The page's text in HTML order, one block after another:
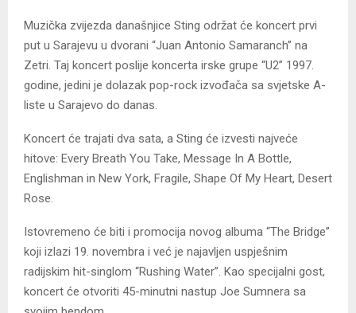
Muzička zvijezda današnjice Sting održat će koncert prvi
put u Sarajevu u dvorani “Juan Antonio Samaranch” na
Zetri. Taj koncert poslije koncerta irske grupe “U2” 1997.
godine, jedini je dolazak pop-rock izvođača sa svjetske A-
liste u Sarajevo do danas.
Koncert će trajati dva sata, a Sting će izvesti najveće
hitove: Every Breath You Take, Message In A Bottle,
Englishman in New York, Fragile, Shape Of My Heart, Desert
Rose.
Istovremeno će biti i promocija novog albuma “The Bridge”
koji izlazi 19. novembra i već je najavljen uspješnim
radijskim hit-singlom “Rushing Water”. Kao specijalni gost,
koncert će otvoriti 45-minutni nastup Joe Sumnera sa